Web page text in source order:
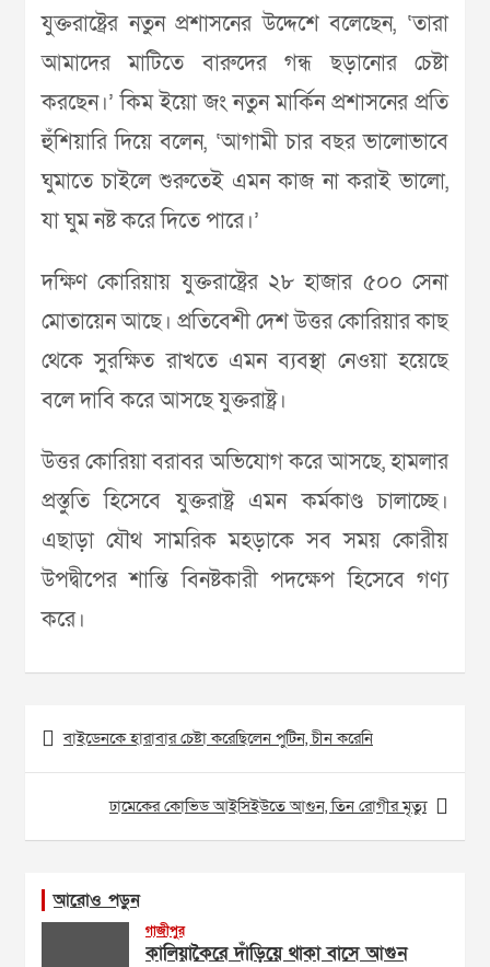
যুক্তরাষ্ট্রের নতুন প্রশাসনের উদ্দেশে বলেছেন, ‘তারা
আমাদের মাটিতে বারুদের গন্ধ ছড়ানোর চেষ্টা
করছেন।’ কিম ইয়ো জং নতুন মার্কিন প্রশাসনের প্রতি
হুঁশিয়ারি দিয়ে বলেন, ‘আগামী চার বছর ভালোভাবে
ঘুমাতে চাইলে শুরুতেই এমন কাজ না করাই ভালো,
যা ঘুম নষ্ট করে দিতে পারে।’
দক্ষিণ কোরিয়ায় যুক্তরাষ্ট্রের ২৮ হাজার ৫০০ সেনা
মোতায়েন আছে। প্রতিবেশী দেশ উত্তর কোরিয়ার কাছ
থেকে সুরক্ষিত রাখতে এমন ব্যবস্থা নেওয়া হয়েছে
বলে দাবি করে আসছে যুক্তরাষ্ট্র।
উত্তর কোরিয়া বরাবর অভিযোগ করে আসছে, হামলার
প্রস্তুতি হিসেবে যুক্তরাষ্ট্র এমন কর্মকাণ্ড চালাচ্ছে।
এছাড়া যৌথ সামরিক মহড়াকে সব সময় কোরীয়
উপদ্বীপের শান্তি বিনষ্টকারী পদক্ষেপ হিসেবে গণ্য
করে।
Post
navigation
বাইডেনকে হারাবার চেষ্টা করেছিলেন পুটিন, চীন করেনি
ঢামেকের কোভিড আইসিইউতে আগুন, তিন রোগীর মৃত্যু
আরোও পড়ুন
গাজীপুর
কালিয়াকৈরে দাঁড়িয়ে থাকা বাসে আগুন